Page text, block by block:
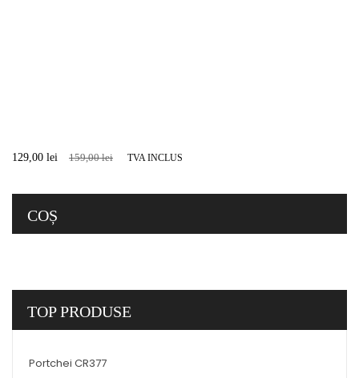
COȘ
TOPPRODUSE
Portchei CR377
159,00lei
129,00 lei TVA INCLUS